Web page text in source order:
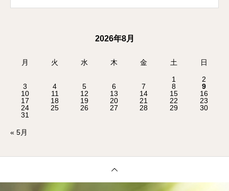
2026年8月
月 火 水 木 金 土 日
1
2
3
4 5 6 7 8
9
10
11 12 13 14 15
16
17
18 19 20 21 22
23
24
25 26 27 28 29
30
31
« 5月